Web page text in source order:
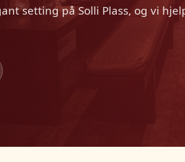
setting på Solli Plass, og vi